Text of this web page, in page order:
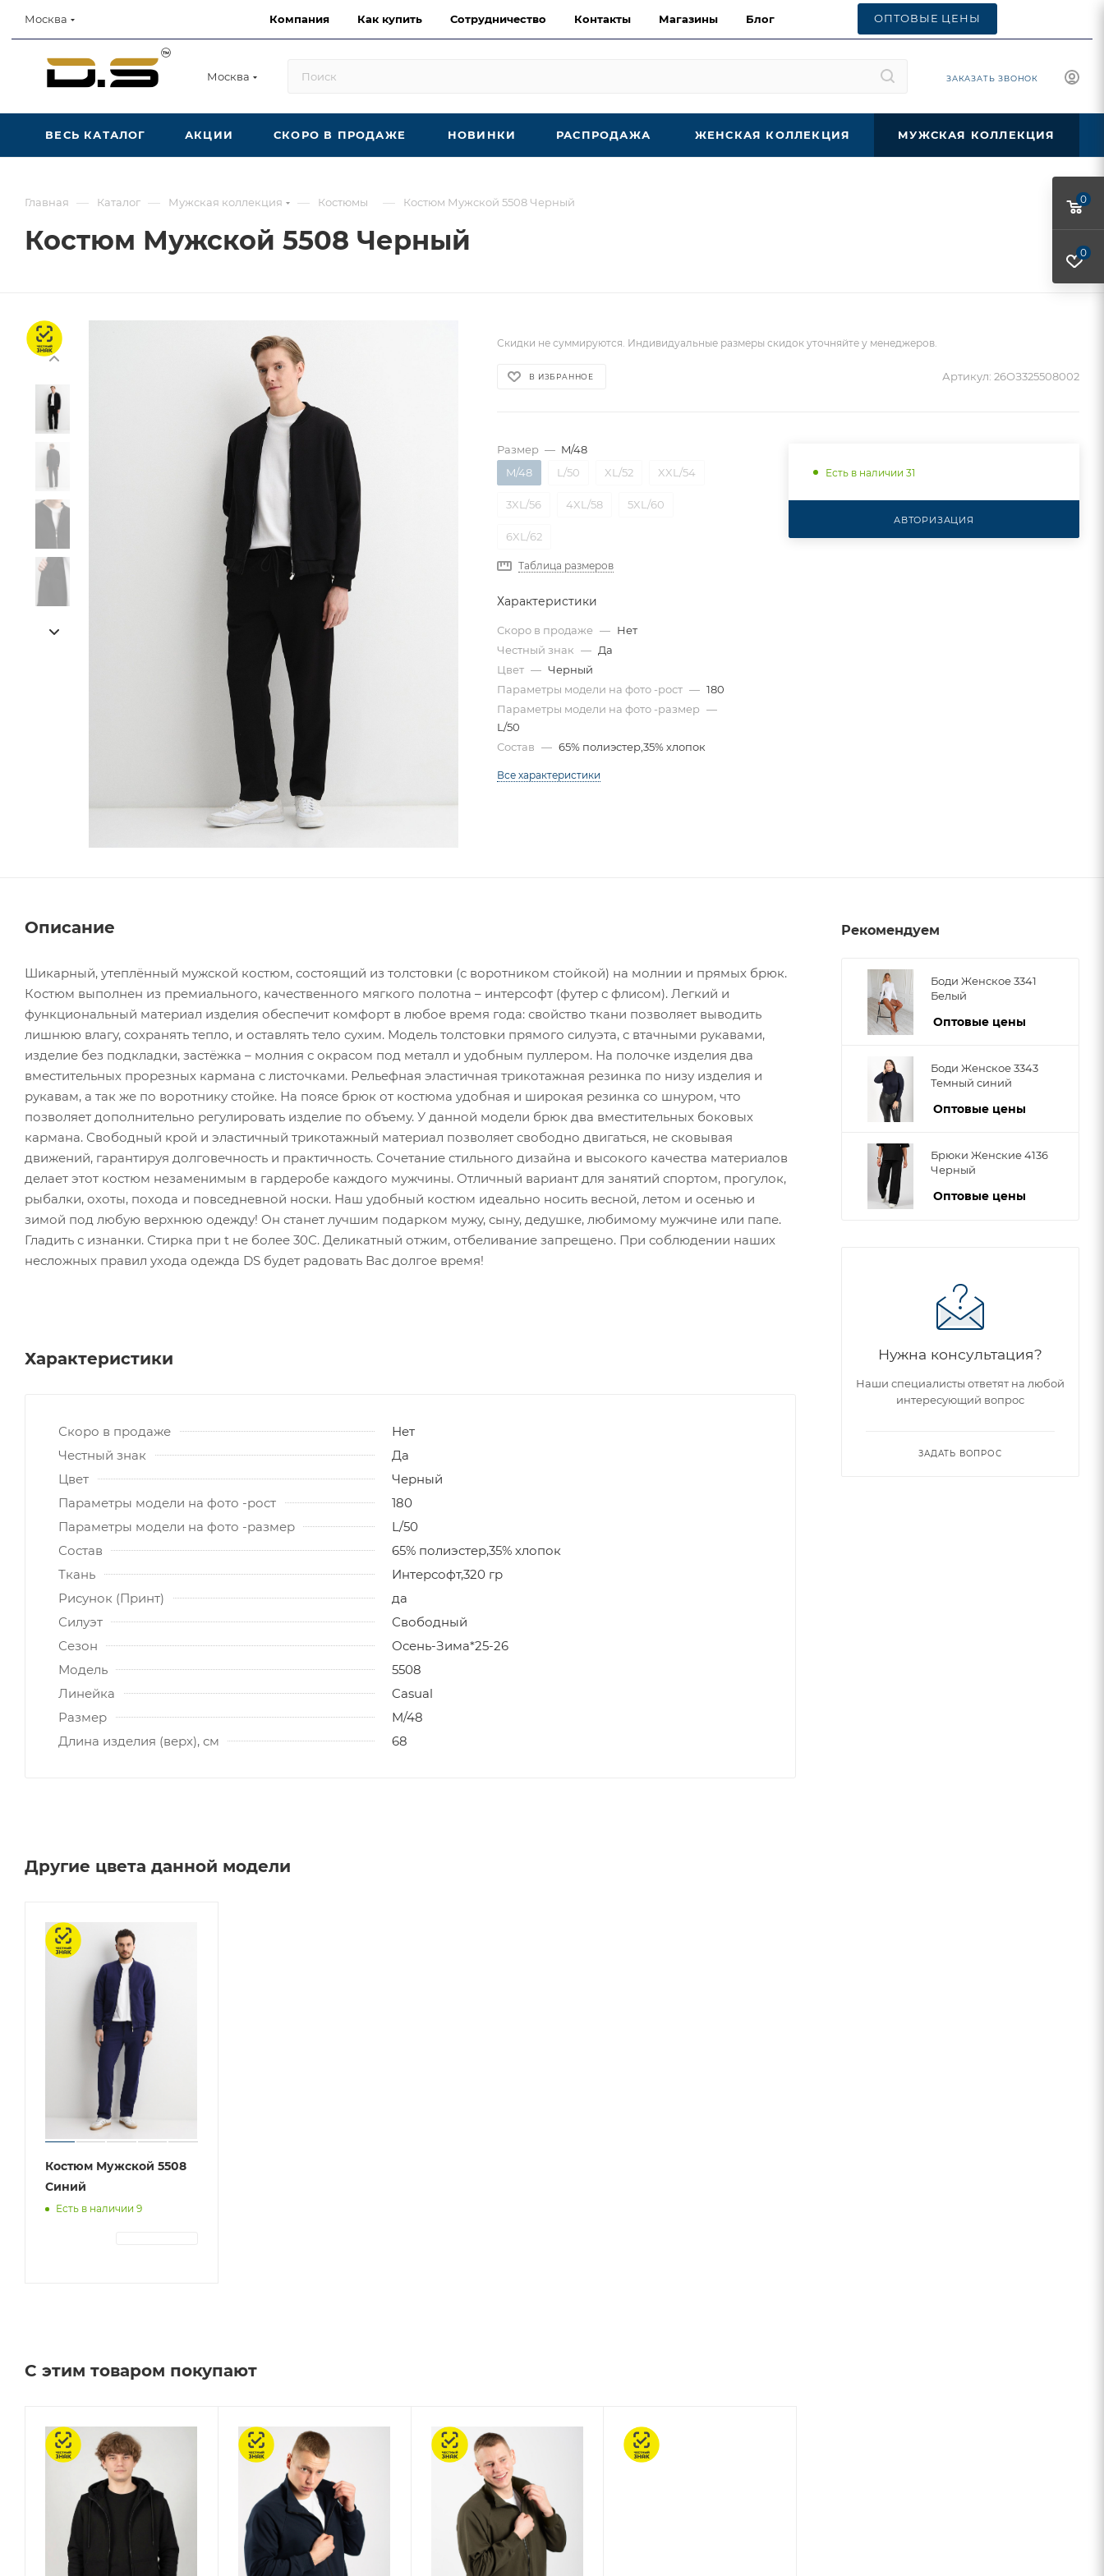
Москва Компания Как купить Сотрудничество Контакты Магазины Блог ОПТОВЫЕ ЦЕНЫ
Москва ЗАКАЗАТЬ ЗВОНОК
ВЕСЬ КАТАЛОГ АКЦИИ СКОРО В ПРОДАЖЕ НОВИНКИ РАСПРОДАЖА ЖЕНСКАЯ КОЛЛЕКЦИЯ МУЖСКАЯ КОЛЛЕКЦИЯ
Главная — Каталог — Мужская коллекция — Костюмы — Костюм Мужской 5508 Черный
Костюм Мужской 5508 Черный
Честный знак
В ИЗБРАННОЕ Артикул: 26ОЗ325508002
Размер — M/48
M/48
L/50 XL/52 XXL/54
3XL/56 4XL/58 5XL/60
6XL/62
Таблица размеров
Характеристики
Скоро в продаже — Нет
Честный знак — Да
Цвет — Черный
Параметры модели на фото -рост — 180
Параметры модели на фото -размер —
L/50
Состав — 65% полиэстер,35% хлопок
Все характеристики
Есть в наличии 31
АВТОРИЗАЦИЯ
Скидки не суммируются. Индивидуальные размеры скидок уточняйте у менеджеров.
Другие цвета данной модели
Честный знак
Костюм Мужской 5508
Синий
Есть в наличии 9
С этим товаром покупают
Честный знак Честный знак Честный знак Честный знак
Описание
Шикарный, утеплённый мужской костюм, состоящий из толстовки (с воротником стойкой) на молнии и прямых брюк.
Костюм выполнен из премиального, качественного мягкого полотна – интерсофт (футер с флисом). Легкий и
функциональный материал изделия обеспечит комфорт в любое время года: свойство ткани позволяет выводить
лишнюю влагу, сохранять тепло, и оставлять тело сухим. Модель толстовки прямого силуэта, с втачными рукавами,
изделие без подкладки, застёжка – молния с окрасом под металл и удобным пуллером. На полочке изделия два
вместительных прорезных кармана с листочками. Рельефная эластичная трикотажная резинка по низу изделия и
рукавам, а так же по воротнику стойке. На поясе брюк от костюма удобная и широкая резинка со шнуром, что
позволяет дополнительно регулировать изделие по объему. У данной модели брюк два вместительных боковых
кармана. Свободный крой и эластичный трикотажный материал позволяет свободно двигаться, не сковывая
движений, гарантируя долговечность и практичность. Сочетание стильного дизайна и высокого качества материалов
делает этот костюм незаменимым в гардеробе каждого мужчины. Отличный вариант для занятий спортом, прогулок,
рыбалки, охоты, похода и повседневной носки. Наш удобный костюм идеально носить весной, летом и осенью и
зимой под любую верхнюю одежду! Он станет лучшим подарком мужу, сыну, дедушке, любимому мужчине или папе.
Гладить с изнанки. Стирка при t не более 30С. Деликатный отжим, отбеливание запрещено. При соблюдении наших
несложных правил ухода одежда DS будет радовать Вас долгое время!
Характеристики
Скоро в продаже
Нет
Честный знак
Да
Цвет
Черный
Параметры модели на фото -рост
180
Параметры модели на фото -размер
L/50
Состав
65% полиэстер,35% хлопок
Ткань
Интерсофт,320 гр
Рисунок (Принт)
да
Силуэт
Свободный
Сезон
Осень-Зима*25-26
Модель
5508
Линейка
Casual
Размер
M/48
Длина изделия (верх), см
68
Рекомендуем
Боди Женское 3341
Белый
Оптовые цены
Боди Женское 3343
Темный синий
Оптовые цены
Брюки Женские 4136
Черный
Оптовые цены
Нужна консультация?
Наши специалисты ответят на любой
интересующий вопрос
ЗАДАТЬ ВОПРОС
0
0